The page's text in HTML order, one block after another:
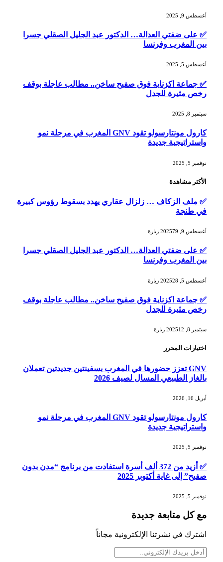
أغسطس 9, 2025
✅ على ضفتي العدالة… الدكتور عبد الجليل الصقلي جسرا
بين المغرب وفرنسا
أغسطس 5, 2025
✅ جماعة اكزناية فوق صفيح ساخن.. مطالب عاجلة بوقف
رخص مثيرة للجدل
سبتمبر 8, 2025
كارول مونتارسولو تقود GNV المغرب في مرحلة نمو
واستراتيجية جديدة
نوفمبر 5, 2025
الأكثر مشاهدة
✅ ملف الزكاف … زلزال عقاري يهدد بسقوط رؤوس كبيرة
في طنجة
أغسطس 9, 2025 79 زيارة
✅ على ضفتي العدالة… الدكتور عبد الجليل الصقلي جسرا
بين المغرب وفرنسا
أغسطس 5, 2025 28 زيارة
✅ جماعة اكزناية فوق صفيح ساخن.. مطالب عاجلة بوقف
رخص مثيرة للجدل
سبتمبر 8, 2025 12 زيارة
اختيارات المحرر
GNV تعزز حضورها في المغرب بسفينتين جديدتين تعملان
بالغاز الطبيعي المسال لصيف 2026
أبريل 16, 2026
كارول مونتارسولو تقود GNV المغرب في مرحلة نمو
واستراتيجية جديدة
نوفمبر 5, 2025
✅ أزيد من 372 ألف أسرة استفادت من برنامج “مدن بدون
صفيح” إلى غاية أكتوبر 2025
نوفمبر 5, 2025
مع كل متابعة جديدة
اشترك في نشرتنا الإلكترونية مجاناً